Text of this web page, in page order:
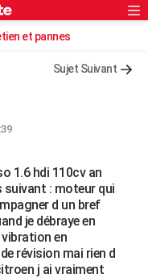
Rechercher
et pannes
Sujet Suivant
1.6 hdi 110cv an
suivant : moteur qui
d un bref
je débraye en
en
révision mai rien d
j ai vraiment